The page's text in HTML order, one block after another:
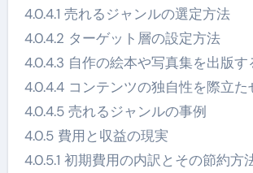
4.0.4.1 売れるジャンルの選定方法
4.0.4.2 ターゲット層の設定方法
4.0.4.3 自作の絵本や写真集を出版す
4.0.4.4 コンテンツの独自性を際立た
4.0.4.5 売れるジャンルの事例
4.0.5 費用と収益の現実
4.0.5.1 初期費用の内訳とその節約方